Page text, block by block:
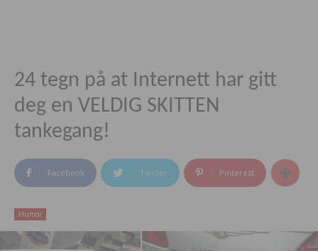
24 tegn på at Internett har gitt
deg en VELDIG SKITTEN
tankegang!
Facebook Twitter Pinterest
Humor